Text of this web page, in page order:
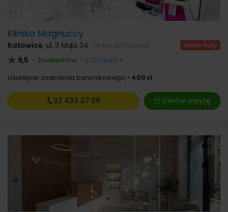
Klinika Magnuccy
Katowice, ul. 3 Maja 34 (15 km od Tychów)
9,5 • Znakomita • 6203 opinii
Usunięcie znamienia barwnikowego 400 zł
Umów wizytę
32 433 37 09